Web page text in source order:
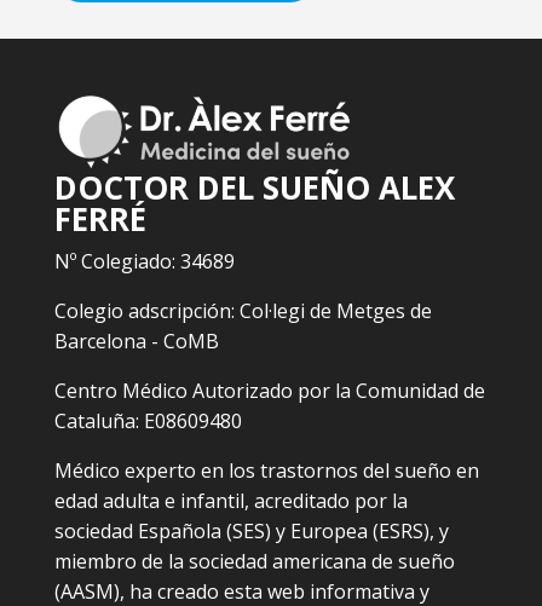
DOCTOR DEL SUEÑO ALEX
FERRÉ
Nº Colegiado: 34689
Colegio adscripción: Col·legi de Metges de
Barcelona - CoMB
Centro Médico Autorizado por la Comunidad de
Cataluña: E08609480
Médico experto en los trastornos del sueño en
edad adulta e infantil, acreditado por la
sociedad Española (SES) y Europea (ESRS), y
miembro de la sociedad americana de sueño
(AASM), ha creado esta web informativa y